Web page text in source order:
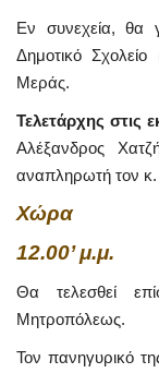
Εν συνεχεία, θα
Δημοτικό
Μεράς.
Τελετάρχης στις
Αλέξανδρος
αναπληρωτή τον
Χώρα
12.00’ μ.μ.
Θα τελεσθεί
Μητροπόλεως.
Τον πανηγυρικό